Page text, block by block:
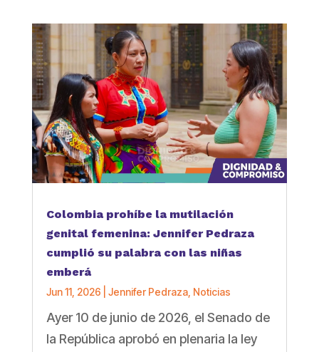
Colombia prohíbe la mutilación
genital femenina: Jennifer Pedraza
cumplió su palabra con las niñas
emberá
Jun 11, 2026 Jennifer Pedraza, Noticias
Ayer 10 de junio de 2026, el Senado de
la República aprobó en plenaria la ley